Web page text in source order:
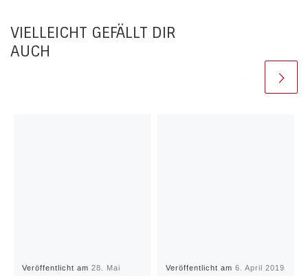
VIELLEICHT GEFÄLLT DIR
AUCH
Veröffentlicht am28. Mai
Veröffentlicht am6. April 2019